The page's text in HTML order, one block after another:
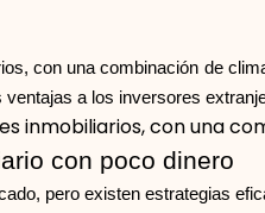
con una combinación de
a los inversores
inmobiliarios, con una
con poco dinero
pero existen estrategias